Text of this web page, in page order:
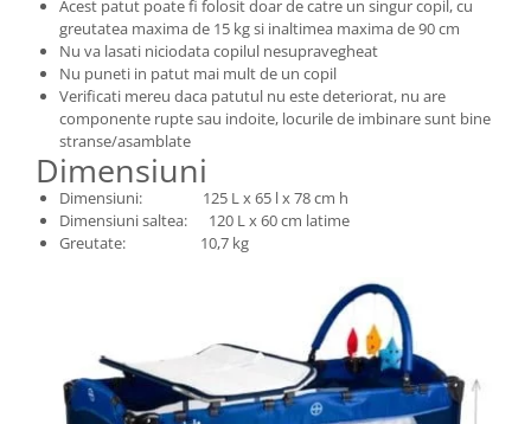
Acest patut poate fi folosit doar de catre un singur copil, cu
greutatea maxima de 15 kg si inaltimea maxima de 90 cm
Nu va lasati niciodata copilul nesupravegheat
Nu puneti in patut mai mult de un copil
Verificati mereu daca patutul nu este deteriorat, nu are
componente rupte sau indoite, locurile de imbinare sunt bine
stranse/asamblate
Dimensiuni
Dimensiuni: 125 L x 65 l x 78 cm h
Dimensiuni saltea: 120 L x 60 cm latime
Greutate: 10,7 kg